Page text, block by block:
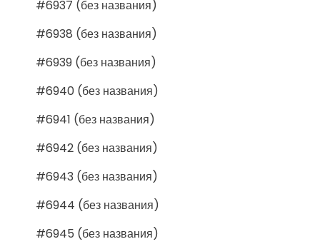
#6937 (без названия)
#6938 (без названия)
#6939 (без названия)
#6940 (без названия)
#6941 (без названия)
#6942 (без названия)
#6943 (без названия)
#6944 (без названия)
#6945 (без названия)